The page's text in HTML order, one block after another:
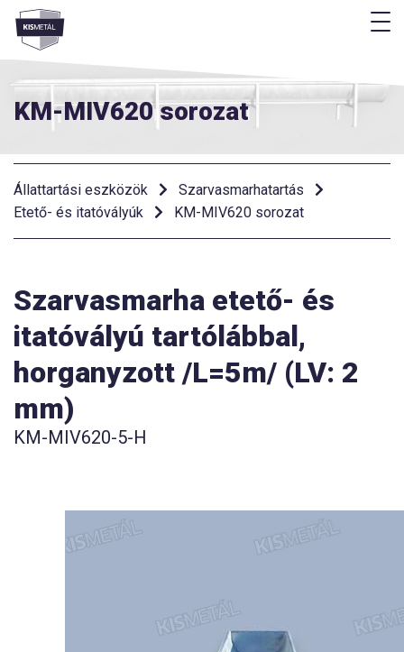
Menü
KM-MIV620 sorozat
Állattartási eszközök
Szarvasmarhatartás
Etető- és itatóvályúk
KM-MIV620 sorozat
Szarvasmarha etető- és
itatóvályú tartólábbal,
horganyzott /L=5m/ (LV: 2
mm)
KM-MIV620-5-H